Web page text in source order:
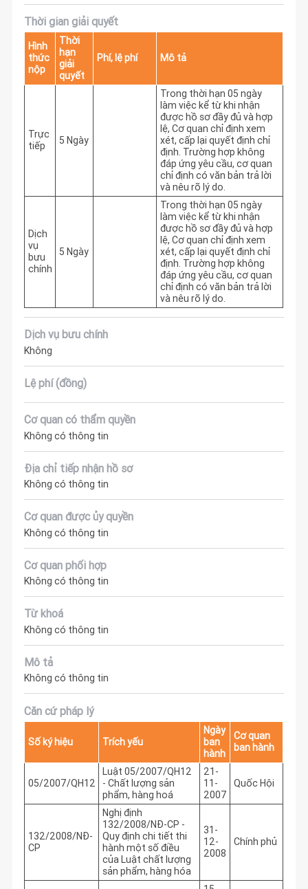
Thời gian giải quyết
Hình
thức
nộp
Thời
hạn
giải
quyết
Phí, lệ phí Mô tả
Trực
tiếp
5 Ngày
Trong thời hạn 05 ngày
làm việc kể từ khi nhận
được hồ sơ đầy đủ và hợp
lệ, Cơ quan chỉ định xem
xét, cấp lại quyết định chỉ
định. Trường hợp không
đáp ứng yêu cầu, cơ quan
chỉ định có văn bản trả lời
và nêu rõ lý do.
Dịch
vụ
bưu
chính
5 Ngày
Trong thời hạn 05 ngày
làm việc kể từ khi nhận
được hồ sơ đầy đủ và hợp
lệ, Cơ quan chỉ định xem
xét, cấp lại quyết định chỉ
định. Trường hợp không
đáp ứng yêu cầu, cơ quan
chỉ định có văn bản trả lời
và nêu rõ lý do.
Dịch vụ bưu chính
Không
Lệ phí (đồng)
Cơ quan có thẩm quyền
Không có thông tin
Địa chỉ tiếp nhận hồ sơ
Không có thông tin
Cơ quan được ủy quyền
Không có thông tin
Cơ quan phối hợp
Không có thông tin
Từ khoá
Không có thông tin
Mô tả
Không có thông tin
Căn cứ pháp lý
Số ký hiệu Trích yếu
Ngày
ban
hành
Cơ quan
ban hành
05/2007/QH12
Luật 05/2007/QH12
- Chất lượng sản
phẩm, hàng hoá
21-
11-
2007
Quốc Hội
132/2008/NĐ-
CP
Nghị định
132/2008/NĐ-CP -
Quy định chi tiết thi
hành một số điều
của Luật chất lượng
sản phẩm, hàng hóa
31-
12-
2008
Chính phủ